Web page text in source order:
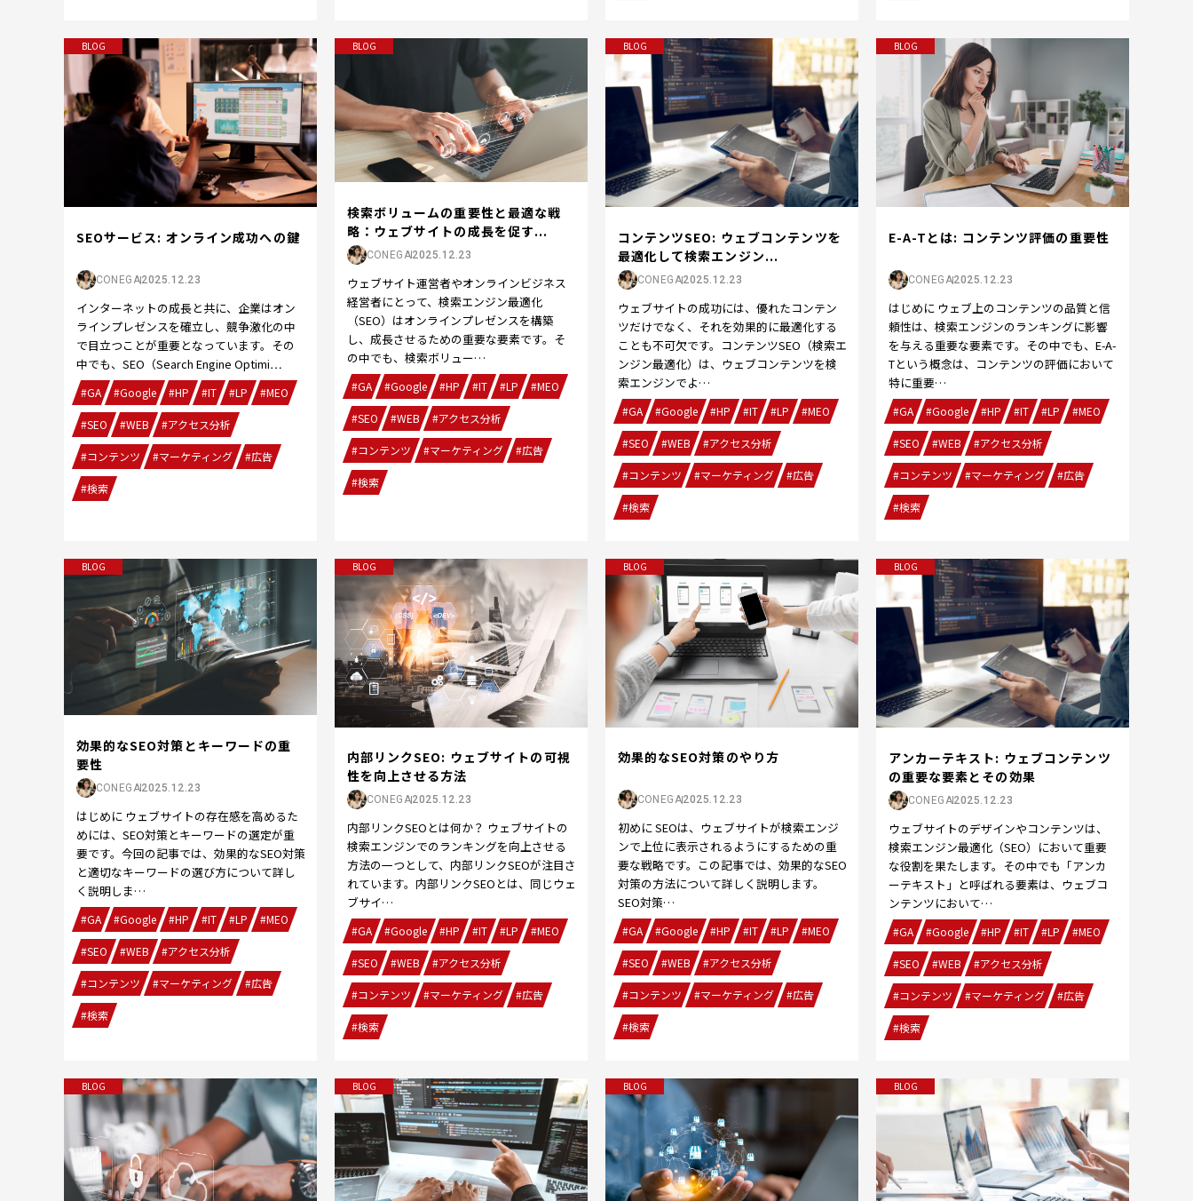
BLOG
SEOサービス: オンライン成功への鍵
CONEGA2025.12.23
インターネットの成長と共に、企業はオン
ラインプレゼンスを確立し、競争激化の中
で目立つことが重要となっています。その
中でも、SEO（Search Engine Optimi…
#GA #Google #HP #IT #LP #MEO
#SEO #WEB #アクセス分析
#コンテンツ #マーケティング #広告
#検索
BLOG
検索ボリュームの重要性と最適な戦
略：ウェブサイトの成長を促す...
CONEGA2025.12.23
ウェブサイト運営者やオンラインビジネス
経営者にとって、検索エンジン最適化
（SEO）はオンラインプレゼンスを構築
し、成長させるための重要な要素です。そ
の中でも、検索ボリュー…
#GA #Google #HP #IT #LP #MEO
#SEO #WEB #アクセス分析
#コンテンツ #マーケティング #広告
#検索
BLOG
コンテンツSEO: ウェブコンテンツを
最適化して検索エンジン...
CONEGA2025.12.23
ウェブサイトの成功には、優れたコンテン
ツだけでなく、それを効果的に最適化する
ことも不可欠です。コンテンツSEO（検索エ
ンジン最適化）は、ウェブコンテンツを検
索エンジンでよ…
#GA #Google #HP #IT #LP #MEO
#SEO #WEB #アクセス分析
#コンテンツ #マーケティング #広告
#検索
BLOG
E-A-Tとは: コンテンツ評価の重要性
CONEGA2025.12.23
はじめに ウェブ上のコンテンツの品質と信
頼性は、検索エンジンのランキングに影響
を与える重要な要素です。その中でも、E-A-
Tという概念は、コンテンツの評価において
特に重要…
#GA #Google #HP #IT #LP #MEO
#SEO #WEB #アクセス分析
#コンテンツ #マーケティング #広告
#検索
BLOG
効果的なSEO対策とキーワードの重
要性
CONEGA2025.12.23
はじめに ウェブサイトの存在感を高めるた
めには、SEO対策とキーワードの選定が重
要です。今回の記事では、効果的なSEO対策
と適切なキーワードの選び方について詳し
く説明しま…
#GA #Google #HP #IT #LP #MEO
#SEO #WEB #アクセス分析
#コンテンツ #マーケティング #広告
#検索
BLOG
内部リンクSEO: ウェブサイトの可視
性を向上させる方法
CONEGA2025.12.23
内部リンクSEOとは何か？ ウェブサイトの
検索エンジンでのランキングを向上させる
方法の一つとして、内部リンクSEOが注目さ
れています。内部リンクSEOとは、同じウェ
ブサイ…
#GA #Google #HP #IT #LP #MEO
#SEO #WEB #アクセス分析
#コンテンツ #マーケティング #広告
#検索
BLOG
効果的なSEO対策のやり方
CONEGA2025.12.23
初めに SEOは、ウェブサイトが検索エンジ
ンで上位に表示されるようにするための重
要な戦略です。この記事では、効果的なSEO
対策の方法について詳しく説明します。
SEO対策…
#GA #Google #HP #IT #LP #MEO
#SEO #WEB #アクセス分析
#コンテンツ #マーケティング #広告
#検索
BLOG
アンカーテキスト: ウェブコンテンツ
の重要な要素とその効果
CONEGA2025.12.23
ウェブサイトのデザインやコンテンツは、
検索エンジン最適化（SEO）において重要
な役割を果たします。その中でも「アンカ
ーテキスト」と呼ばれる要素は、ウェブコ
ンテンツにおいて…
#GA #Google #HP #IT #LP #MEO
#SEO #WEB #アクセス分析
#コンテンツ #マーケティング #広告
#検索
BLOG BLOG BLOG BLOG